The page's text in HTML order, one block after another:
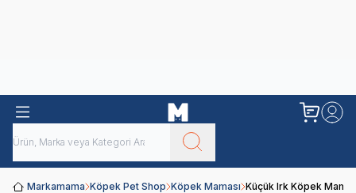
Markamama Köpek Pet Shop Köpek Maması Küçük Irk Köpek